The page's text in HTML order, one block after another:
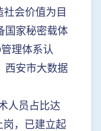
会价值为目
国家秘密载体
理体系认
西安市大数据
人员占比达
岗，已建立起